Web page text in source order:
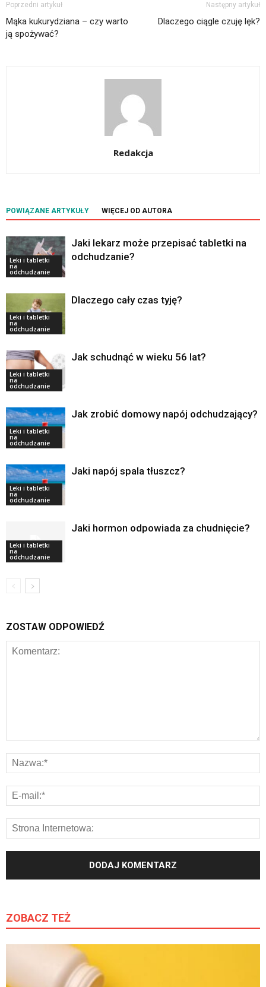
Poprzedni artykuł
Mąka kukurydziana – czy warto
ją spożywać?
Następny artykuł
Dlaczego ciągle czuję lęk?
Redakcja
POWIĄZANE ARTYKUŁY WIĘCEJ OD AUTORA
Leki i tabletki
na
odchudzanie
Jaki lekarz może przepisać tabletki na
odchudzanie?
Leki i tabletki
na
odchudzanie
Dlaczego cały czas tyję?
Leki i tabletki
na
odchudzanie
Jak schudnąć w wieku 56 lat?
Leki i tabletki
na
odchudzanie
Jak zrobić domowy napój odchudzający?
Leki i tabletki
na
odchudzanie
Jaki napój spala tłuszcz?
Leki i tabletki
na
odchudzanie
Jaki hormon odpowiada za chudnięcie?
ZOSTAW ODPOWIEDŹ
ZOBACZ TEŻ